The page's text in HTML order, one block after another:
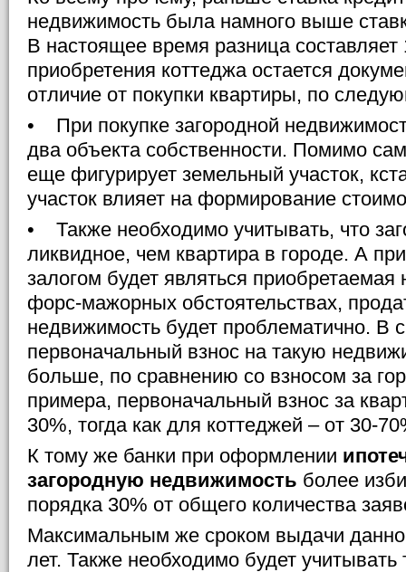
недвижимость была намного выше
В настоящее время разница
приобретения коттеджа остается
отличие от покупки квартиры, по
• При покупке загородной
два объекта собственности. Помимо
еще фигурирует земельный участок,
участок влияет на формирование
• Также необходимо учитывать, что
ликвидное, чем квартира в городе. А
залогом будет являться
форс-мажорных обстоятельствах,
недвижимость будет проблематично. В
первоначальный взнос на такую
больше, по сравнению со взносом за
примера, первоначальный взнос за
30%, тогда как для коттеджей – от 30-
К тому же банки при оформлении
загородную недвижимость более
порядка 30% от общего количества
Максимальным же сроком выдачи
лет. Также необходимо будет учитывать